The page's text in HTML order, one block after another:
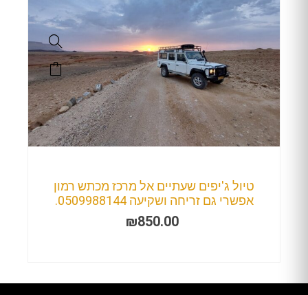
טיול ג'יפים שעתיים אל מרכז מכתש רמון
אפשרי גם זריחה ושקיעה 0509988144.
₪850.00